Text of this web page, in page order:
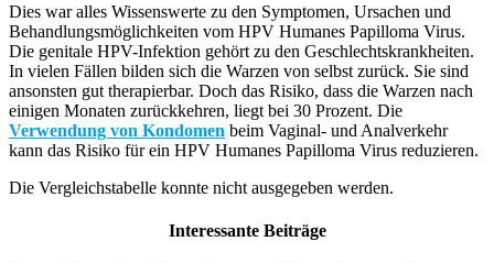
Dies war alles Wissenswerte zu den Symptomen, Ursachen und
Behandlungsmöglichkeiten vom HPV Humanes Papilloma Virus.
Die genitale HPV-Infektion gehört zu den Geschlechtskrankheiten.
In vielen Fällen bilden sich die Warzen von selbst zurück. Sie sind
ansonsten gut therapierbar. Doch das Risiko, dass die Warzen nach
einigen Monaten zurückkehren, liegt bei 30 Prozent. Die
Verwendung von Kondomen beim Vaginal- und Analverkehr
kann das Risiko für ein HPV Humanes Papilloma Virus reduzieren.
Die Vergleichstabelle konnte nicht ausgegeben werden.
Interessante Beiträge